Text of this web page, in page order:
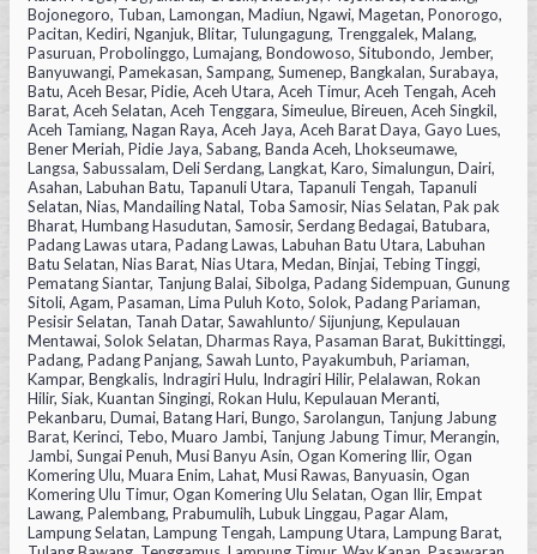
Bojonegoro, Tuban, Lamongan, Madiun, Ngawi, Magetan, Ponorogo,
Pacitan, Kediri, Nganjuk, Blitar, Tulungagung, Trenggalek, Malang,
Pasuruan, Probolinggo, Lumajang, Bondowoso, Situbondo, Jember,
Banyuwangi, Pamekasan, Sampang, Sumenep, Bangkalan, Surabaya,
Batu, Aceh Besar, Pidie, Aceh Utara, Aceh Timur, Aceh Tengah, Aceh
Barat, Aceh Selatan, Aceh Tenggara, Simeulue, Bireuen, Aceh Singkil,
Aceh Tamiang, Nagan Raya, Aceh Jaya, Aceh Barat Daya, Gayo Lues,
Bener Meriah, Pidie Jaya, Sabang, Banda Aceh, Lhokseumawe,
Langsa, Sabussalam, Deli Serdang, Langkat, Karo, Simalungun, Dairi,
Asahan, Labuhan Batu, Tapanuli Utara, Tapanuli Tengah, Tapanuli
Selatan, Nias, Mandailing Natal, Toba Samosir, Nias Selatan, Pak pak
Bharat, Humbang Hasudutan, Samosir, Serdang Bedagai, Batubara,
Padang Lawas utara, Padang Lawas, Labuhan Batu Utara, Labuhan
Batu Selatan, Nias Barat, Nias Utara, Medan, Binjai, Tebing Tinggi,
Pematang Siantar, Tanjung Balai, Sibolga, Padang Sidempuan, Gunung
Sitoli, Agam, Pasaman, Lima Puluh Koto, Solok, Padang Pariaman,
Pesisir Selatan, Tanah Datar, Sawahlunto/ Sijunjung, Kepulauan
Mentawai, Solok Selatan, Dharmas Raya, Pasaman Barat, Bukittinggi,
Padang, Padang Panjang, Sawah Lunto, Payakumbuh, Pariaman,
Kampar, Bengkalis, Indragiri Hulu, Indragiri Hilir, Pelalawan, Rokan
Hilir, Siak, Kuantan Singingi, Rokan Hulu, Kepulauan Meranti,
Pekanbaru, Dumai, Batang Hari, Bungo, Sarolangun, Tanjung Jabung
Barat, Kerinci, Tebo, Muaro Jambi, Tanjung Jabung Timur, Merangin,
Jambi, Sungai Penuh, Musi Banyu Asin, Ogan Komering Ilir, Ogan
Komering Ulu, Muara Enim, Lahat, Musi Rawas, Banyuasin, Ogan
Komering Ulu Timur, Ogan Komering Ulu Selatan, Ogan Ilir, Empat
Lawang, Palembang, Prabumulih, Lubuk Linggau, Pagar Alam,
Lampung Selatan, Lampung Tengah, Lampung Utara, Lampung Barat,